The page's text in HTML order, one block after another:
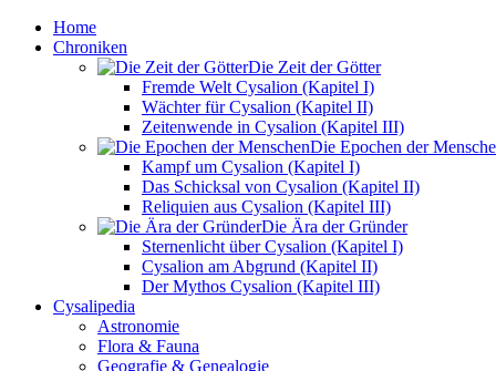
Home
Chroniken
Die Zeit der Götter
Fremde Welt Cysalion (Kapitel I)
Wächter für Cysalion (Kapitel II)
Zeitenwende in Cysalion (Kapitel III)
Die Epochen der
Kampf um Cysalion (Kapitel I)
Das Schicksal von Cysalion (Kapitel II)
Reliquien aus Cysalion (Kapitel III)
Die Ära der Gründer
Sternenlicht über Cysalion (Kapitel I)
Cysalion am Abgrund (Kapitel II)
Der Mythos Cysalion (Kapitel III)
Cysalipedia
Astronomie
Flora & Fauna
Geografie & Genealogie